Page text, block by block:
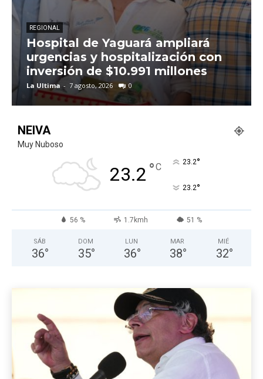
REGIONAL
Hospital de Yaguará ampliará
urgencias y hospitalización con
inversión de $10.991 millones
La Ultima - 7 agosto, 2026 0
NEIVA
Muy Nuboso
23.2 °C 23.2°
23.2°
56 % 1.7kmh 51 %
SÁB
36°
DOM
35°
LUN
36°
MAR
38°
MIÉ
32°